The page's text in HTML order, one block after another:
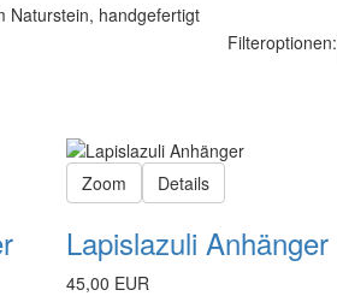
Naturstein, handgefertigt
Filteroptionen:
Zoom Details
Lapislazuli Anhänger
45,00 EUR